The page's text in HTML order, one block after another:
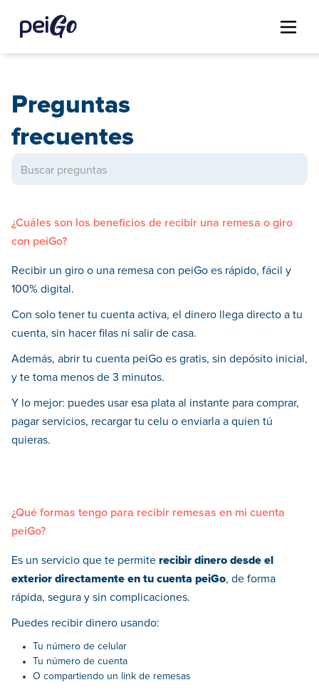
Preguntas
frecuentes
¿Cuáles son los beneficios de recibir una remesa o giro
con peiGo?
Recibir un giro o una remesa con peiGo es rápido, fácil y
100% digital.
Con solo tener tu cuenta activa, el dinero llega directo a tu
cuenta, sin hacer filas ni salir de casa.
Además, abrir tu cuenta peiGo es gratis, sin depósito inicial,
y te toma menos de 3 minutos.
Y lo mejor: puedes usar esa plata al instante para comprar,
pagar servicios, recargar tu celu o enviarla a quien tú
quieras.
¿Qué formas tengo para recibir remesas en mi cuenta
peiGo?
Es un servicio que te permite recibir dinero desde el
exterior directamente en tu cuenta peiGo, de forma
rápida, segura y sin complicaciones.
Puedes recibir dinero usando:
Tu número de celular
Tu número de cuenta
O compartiendo un link de remesas